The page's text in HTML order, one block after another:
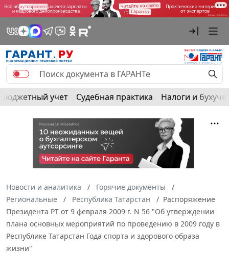
Бюджетный учет Судебная практика Налоги и
Новости и аналитика
Горячие документы
Региональные
Республика Татарстан
Распоряжение
Президента РТ от 9 февраля 2009 г. N 56 "Об утверждении
плана основных мероприятий по проведению в 2009 году в
Республике Татарстан Года спорта и здорового образа
жизни"